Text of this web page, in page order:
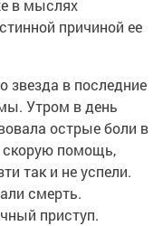
в мыслях
причиной ее
звезда в последние
Утром в день
острые боли в
скорую помощь,
так и не успели.
смерть.
приступ.